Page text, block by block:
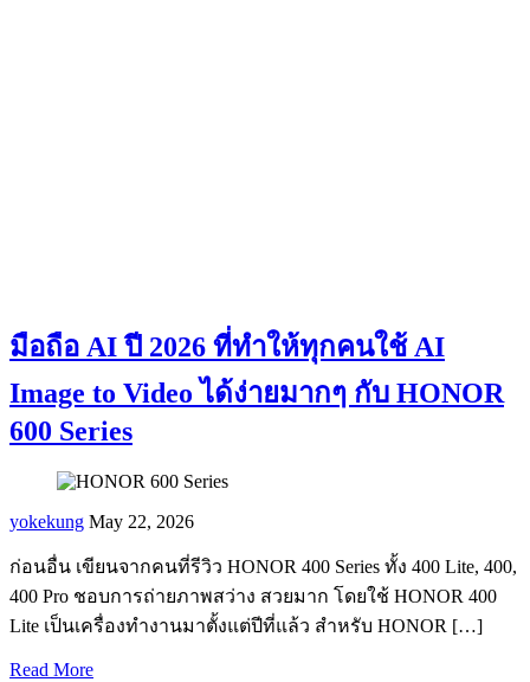
มือถือ AI ปี 2026 ที่ทำให้ทุกคนใช้ AI
Image to Video ได้ง่ายมากๆ กับ HONOR
600 Series
yokekung May 22, 2026
ก่อนอื่น เขียนจากคนที่รีวิว HONOR 400 Series ทั้ง 400 Lite, 400,
400 Pro ชอบการถ่ายภาพสว่าง สวยมาก โดยใช้ HONOR 400
Lite เป็นเครื่องทำงานมาตั้งแต่ปีที่แล้ว สำหรับ HONOR […]
Read More